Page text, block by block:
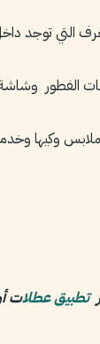
التي توجد
الفطور
وكيها
تطبيق عطلات